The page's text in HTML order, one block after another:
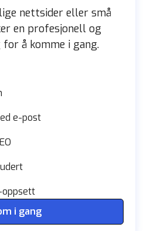
nettsider eller små
en profesjonell og
å komme i gang.
e-post
oppsett
i gang